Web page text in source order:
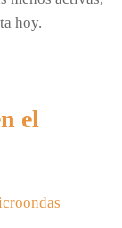
hoy.
el